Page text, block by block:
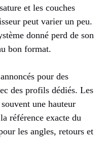
et les couches
peut varier un peu.
donné perd de son
bon format.
pour des
des profils dédiés. Les
une hauteur
référence exacte du
les angles, retours et